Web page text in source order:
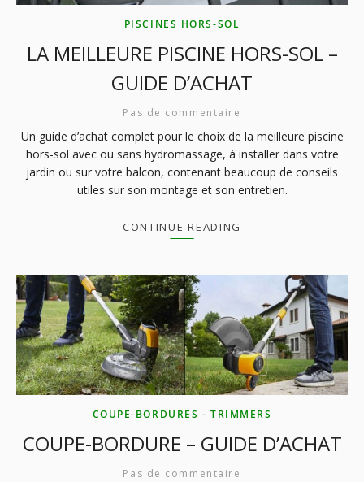
PISCINES HORS-SOL
LA MEILLEURE PISCINE HORS-SOL –
GUIDE D’ACHAT
Pas de commentaire
Un guide d’achat complet pour le choix de la meilleure piscine
hors-sol avec ou sans hydromassage, à installer dans votre
jardin ou sur votre balcon, contenant beaucoup de conseils
utiles sur son montage et son entretien.
CONTINUE READING
COUPE-BORDURES - TRIMMERS
COUPE-BORDURE – GUIDE D’ACHAT
Pas de commentaire